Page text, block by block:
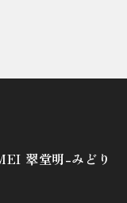
翠堂明-みどり